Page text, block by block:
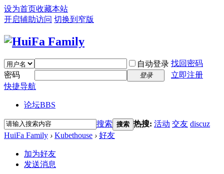
设为首页收藏本站
开启辅助访问 切换到窄版
自动登录 找回密码
密码
登录
立即注册
快捷导航
论坛BBS
搜索 搜索 热搜: 活动 交友 discuz
HuiFa Family › Kubethouse › 好友
加为好友
发送消息